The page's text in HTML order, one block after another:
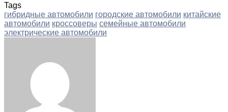
Tags
гибридные автомобили городские автомобили китайские
автомобили кроссоверы семейные автомобили
электрические автомобили